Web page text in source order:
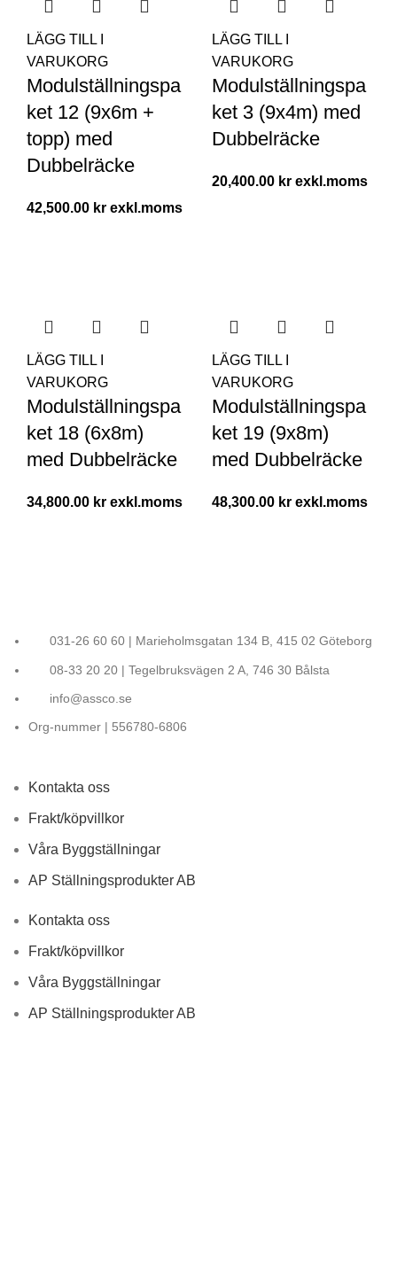
LÄGG TILL I
VARUKORG
Modulställningspa
ket 12 (9x6m +
topp) med
Dubbelräcke
42,500.00 kr
LÄGG TILL I
VARUKORG
Modulställningspa
ket 3 (9x4m) med
Dubbelräcke
20,400.00 kr
LÄGG TILL I
VARUKORG
Modulställningspa
ket 18 (6x8m)
med Dubbelräcke
34,800.00 kr
LÄGG TILL I
VARUKORG
Modulställningspa
ket 19 (9x8m)
med Dubbelräcke
48,300.00 kr
031-26 60 60 | Marieholmsgatan 134 B, 415 02 Göteborg
08-33 20 20 | Tegelbruksvägen 2 A, 746 30 Bålsta
info@assco.se
Org-nummer | 556780-6806
Kontakta oss
Frakt/köpvillkor
Våra Byggställningar
AP Ställningsprodukter AB
Kontakta oss
Frakt/köpvillkor
Våra Byggställningar
AP Ställningsprodukter AB